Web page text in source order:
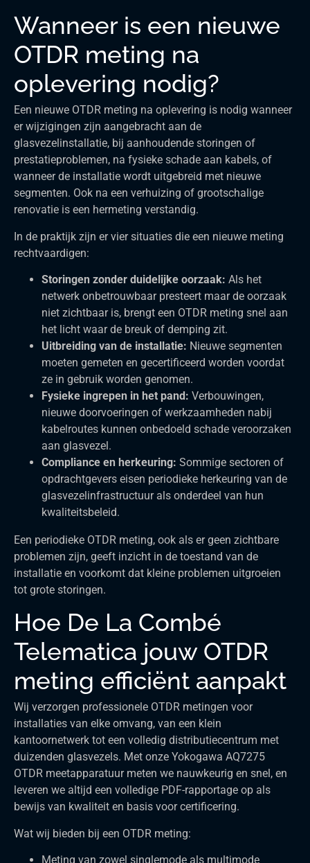
Wanneer is een nieuwe
OTDR meting na
oplevering nodig?
Een nieuwe OTDR meting na oplevering is nodig wanneer
er wijzigingen zijn aangebracht aan de
glasvezelinstallatie, bij aanhoudende storingen of
prestatieproblemen, na fysieke schade aan kabels, of
wanneer de installatie wordt uitgebreid met nieuwe
segmenten. Ook na een verhuizing of grootschalige
renovatie is een hermeting verstandig.
In de praktijk zijn er vier situaties die een nieuwe meting
rechtvaardigen:
Storingen zonder duidelijke oorzaak: Als het
netwerk onbetrouwbaar presteert maar de oorzaak
niet zichtbaar is, brengt een OTDR meting snel aan
het licht waar de breuk of demping zit.
Uitbreiding van de installatie: Nieuwe segmenten
moeten gemeten en gecertificeerd worden voordat
ze in gebruik worden genomen.
Fysieke ingrepen in het pand: Verbouwingen,
nieuwe doorvoeringen of werkzaamheden nabij
kabelroutes kunnen onbedoeld schade veroorzaken
aan glasvezel.
Compliance en herkeuring: Sommige sectoren of
opdrachtgevers eisen periodieke herkeuring van de
glasvezelinfrastructuur als onderdeel van hun
kwaliteitsbeleid.
Een periodieke OTDR meting, ook als er geen zichtbare
problemen zijn, geeft inzicht in de toestand van de
installatie en voorkomt dat kleine problemen uitgroeien
tot grote storingen.
Hoe De La Combé
Telematica jouw OTDR
meting efficiënt aanpakt
Wij verzorgen professionele OTDR metingen voor
installaties van elke omvang, van een klein
kantoornetwerk tot een volledig distributiecentrum met
duizenden glasvezels. Met onze Yokogawa AQ7275
OTDR meetapparatuur meten we nauwkeurig en snel, en
leveren we altijd een volledige PDF-rapportage op als
bewijs van kwaliteit en basis voor certificering.
Wat wij bieden bij een OTDR meting:
Meting van zowel singlemode als multimode